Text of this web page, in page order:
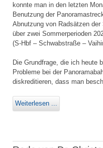
konnte man in den letzten
Benutzung der
Abnutzung von Radsätzen
über zwei Sommerperioden
(S-Hbf – Schwabstraße –
Die Grundfrage, die ich heute
Probleme bei der
diskreditieren, dass man
Weiterlesen ...